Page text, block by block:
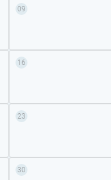
09
16
23
30